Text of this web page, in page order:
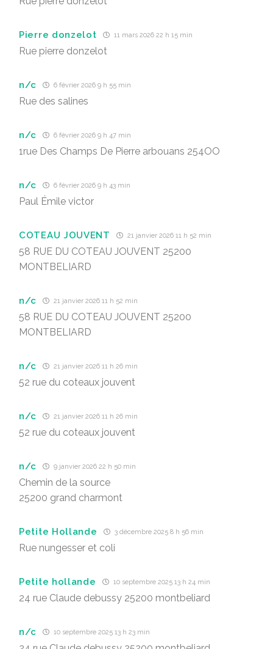
Pierre donzelot 11 mars 2026 22 h 15 min
Rue pierre donzelot
n/c 6 février 2026 9 h 55 min
Rue des salines
n/c 6 février 2026 9 h 47 min
1rue Des Champs De Pierre arbouans 254OO
n/c 6 février 2026 9 h 43 min
Paul Émile victor
COTEAU JOUVENT 21 janvier 2026 11 h 52 min
58 RUE DU COTEAU JOUVENT 25200
MONTBELIARD
n/c 21 janvier 2026 11 h 52 min
58 RUE DU COTEAU JOUVENT 25200
MONTBELIARD
n/c 21 janvier 2026 11 h 26 min
52 rue du coteaux jouvent
n/c 21 janvier 2026 11 h 26 min
52 rue du coteaux jouvent
n/c 9 janvier 2026 22 h 50 min
Chemin de la source
25200 grand charmont
Petite Hollande 3 décembre 2025 8 h 56 min
Rue nungesser et coli
Petite hollande 10 septembre 2025 13 h 24 min
24 rue Claude debussy 25200 montbeliard
n/c 10 septembre 2025 13 h 23 min